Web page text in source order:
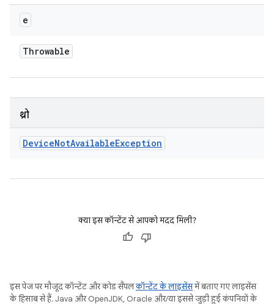
e
Throwable
थ्रो
DeviceNotAvailableException
क्या इस कॉन्टेंट से आपको मदद मिली?
इस पेज पर मौजूद कॉन्टेंट और कोड सैंपलकॉन्टेंट के लाइसेंसमें बताए गए लाइसेंस
के हिसाब से हैं. Java और OpenJDK, Oracle और/या इससे जुड़ी हुई कंपनियों के